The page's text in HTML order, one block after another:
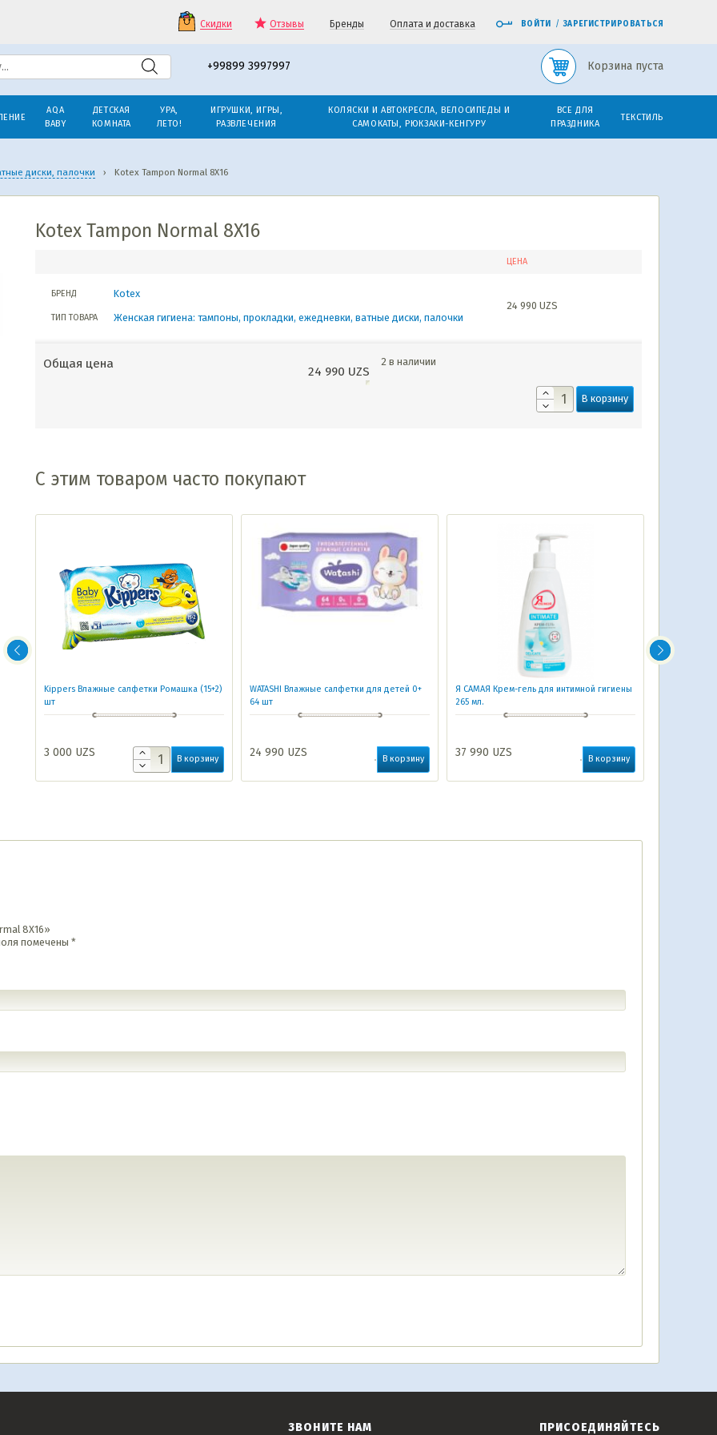
Скидки Отзывы Бренды Оплата и доставка ВОЙТИ / ЗАРЕГИСТРИРОВАТЬСЯ
+99899 3997997 Корзина пуста
AQA
BABY
ДЕТСКАЯ
КОМНАТА
УРА,
ЛЕТО!
ИГРУШКИ, ИГРЫ,
РАЗВЛЕЧЕНИЯ
КОЛЯСКИ И АВТОКРЕСЛА, ВЕЛОСИПЕДЫ И
САМОКАТЫ, РЮКЗАКИ-КЕНГУРУ
ВСЕ ДЛЯ
ПРАЗДНИКА
ТЕКСТИЛЬ
диски, палочки › Kotex Tampon Normal 8X16
Kotex Tampon Normal 8X16
ЦЕНА
БРЕНД Kotex
ТИП ТОВАРА Женская гигиена: тампоны, прокладки, ежедневки, ватные диски, палочки
24 990UZS
Общая цена
24 990 UZS
2 в наличии
В корзину
С этим товаром часто покупают
Kippers Влажные салфетки Ромашка (15+2)
шт
3 000 UZS В корзину
WATASHI Влажные салфетки для детей 0+
64 шт
24 990 UZS В корзину
Я САМАЯ Крем-гель для интимной гигиены
265 мл.
37 990 UZS В корзину
8X16»
помечены *
ЗВОНИТЕ НАМ ПРИСОЕДИНЯЙТЕСЬ